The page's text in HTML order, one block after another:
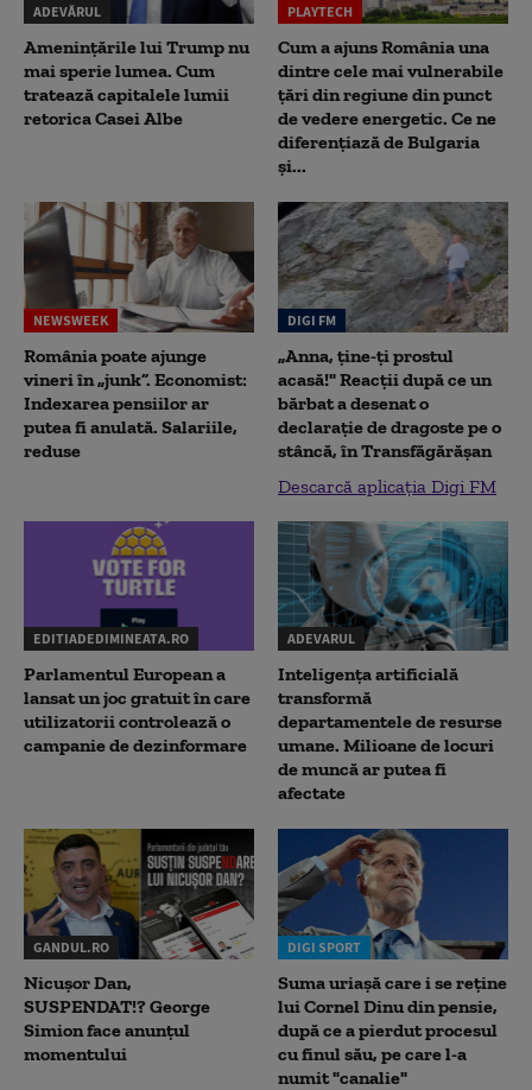
ADEVĂRUL
Amenințările lui Trump nu
mai sperie lumea. Cum
tratează capitalele lumii
retorica Casei Albe
PLAYTECH
Cum a ajuns România una
dintre cele mai vulnerabile
țări din regiune din punct
de vedere energetic. Ce ne
diferențiază de Bulgaria
și...
NEWSWEEK
România poate ajunge
vineri în „junk”. Economist:
Indexarea pensiilor ar
putea fi anulată. Salariile,
reduse
DIGI FM
„Anna, ţine-ţi prostul
acasă!" Reacţii după ce un
bărbat a desenat o
declaraţie de dragoste pe o
stâncă, în Transfăgărăşan
Descarcă aplicația Digi FM
EDITIADEDIMINEATA.RO
Parlamentul European a
lansat un joc gratuit în care
utilizatorii controlează o
campanie de dezinformare
ADEVARUL
Inteligența artificială
transformă
departamentele de resurse
umane. Milioane de locuri
de muncă ar putea fi
afectate
GANDUL.RO
Nicușor Dan,
SUSPENDAT!? George
Simion face anunțul
momentului
DIGI SPORT
Suma uriașă care i se reține
lui Cornel Dinu din pensie,
după ce a pierdut procesul
cu finul său, pe care l-a
numit "canalie"